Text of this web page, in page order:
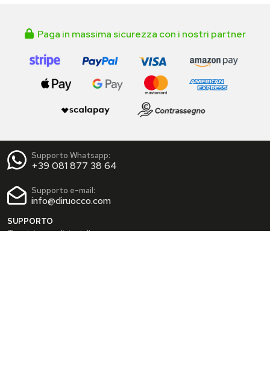
Paga in massima sicurezza con i nostri partner
Supporto Whatsapp:
+39 081 877 38 64
Supporto e-mail:
info@diruocco.com
SUPPORTO
Termini e condizioni d'uso